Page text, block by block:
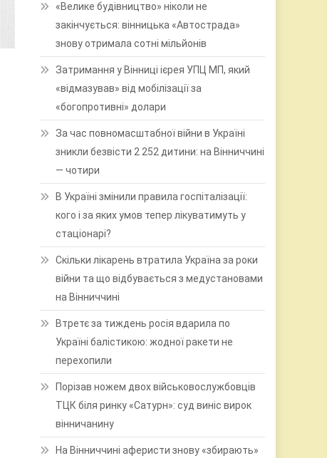
«Велике будівництво» ніколи не
закінчується: вінницька «Автострада»
знову отримала сотні мільйонів
Затримання у Вінниці ієрея УПЦ МП, який
«відмазував» від мобілізації за
«богопротивні» долари
За час повномасштабної війни в Україні
зникли безвісти 2 252 дитини: на Вінниччині
— чотири
В Україні змінили правила госпіталізації:
кого і за яких умов тепер лікуватимуть у
стаціонарі?
Скільки лікарень втратила Україна за роки
війни та що відбувається з медустановами
на Вінниччині
Втретє за тиждень росія вдарила по
Україні балістикою: жодної ракети не
перехопили
Порізав ножем двох військовослужбовців
ТЦК біля ринку «Сатурн»: суд виніс вирок
вінничанину
На Вінниччині аферисти знову «збирають»